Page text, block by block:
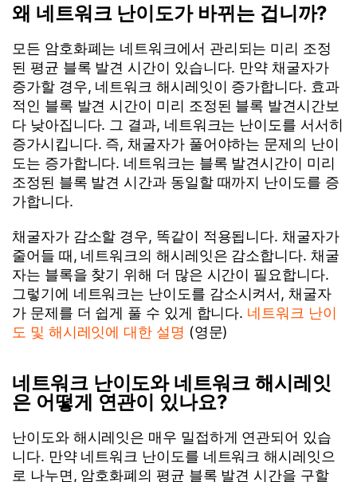
왜 네트워크 난이도가 바뀌는 겁니까?
모든 암호화폐는 네트워크에서 관리되는 미리 조정
된 평균 블록 발견 시간이 있습니다. 만약 채굴자가
증가할 경우, 네트워크 해시레잇이 증가합니다. 효과
적인 블록 발견 시간이 미리 조정된 블록 발견시간보
다 낮아집니다. 그 결과, 네트워크는 난이도를 서서히
증가시킵니다. 즉, 채굴자가 풀어야하는 문제의 난이
도는 증가합니다. 네트워크는 블록 발견시간이 미리
조정된 블록 발견 시간과 동일할 때까지 난이도를 증
가합니다.
채굴자가 감소할 경우, 똑같이 적용됩니다. 채굴자가
줄어들 때, 네트워크의 해시레잇은 감소합니다. 채굴
자는 블록을 찾기 위해 더 많은 시간이 필요합니다.
그렇기에 네트워크는 난이도를 감소시켜서, 채굴자
가 문제를 더 쉽게 풀 수 있게 합니다. 네트워크 난이
도 및 해시레잇에 대한 설명 (영문)
네트워크 난이도와 네트워크 해시레잇
은 어떻게 연관이 있나요?
난이도와 해시레잇은 매우 밀접하게 연관되어 있습
니다. 만약 네트워크 난이도를 네트워크 해시레잇으
로 나누면, 암호화폐의 평균 블록 발견 시간을 구할